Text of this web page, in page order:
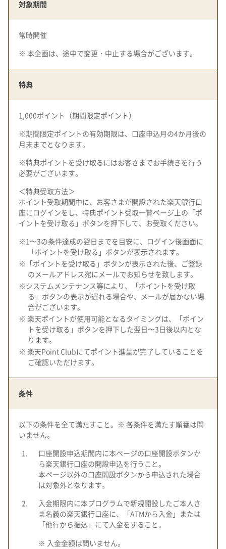
対象期間
常時開催
※ 本企画は、途中で変更・中止する場合がございます。
特典
1,000ポイント（期間限定ポイント）
※期間限定ポイントの有効期限は、口座申込月の4か月後の
月末までとなります。
※特典ポイントを受け取るにはお客さまでお手続きを行う
必要がございます。
＜特典受取方法＞
ポイント受取期間中に、お客さまが開設された楽天銀行口
座にログインをし、特典ポイント受取一覧ページ上の「ポ
イントを受け取る」ボタンを押下して、お受取ください。
※1〜3の条件達成の翌日までを目安に、ログイン後画面に
「ポイントを受け取る」ボタンが表示されます。
※「ポイントを受け取る」ボタンが表示された後、ご登録
のメールアドレス宛にメールでお知らせを致します。
※システムメンテナンス等により、「ポイントを受け取
る」ボタンの表示が遅れる場合や、メールが届かない場
合がございます。
※ 楽天ポイントが使用可能となるタイミングは、「ポイン
トを受け取る」ボタンを押下した翌日〜3日後以内とな
ります。
※ 楽天Point Clubにてポイント進呈が完了していることを
ご確認いただけます。
条件
以下の条件を全て満たすこと。※ 各条件を満たす順番は問
いません。
口座開設申込期間内に本ページの口座開設ボタンか
ら楽天銀行口座の開設申込を行うこと。
本ページ以外の口座開設ボタンから申込された場合
は対象外となります。
入金期限内に本プログラムで新規開設したご本人さ
ま名義の楽天銀行口座に、「ATMから入金」または
「他行から振込」にて入金をすること。
※ 入金金額は問いません。